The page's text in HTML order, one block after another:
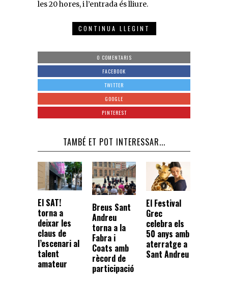
les 20 hores, i l’entrada és lliure.
CONTINUA LLEGINT
0 COMENTARIS
FACEBOOK
TWITTER
GOOGLE
PINTEREST
TAMBÉ ET POT INTERESSAR...
El SAT!
torna a
deixar les
claus de
l’escenari al
talent
amateur
Breus Sant
Andreu
torna a la
Fabra i
Coats amb
rècord de
participació
El Festival
Grec
celebra els
50 anys amb
aterratge a
Sant Andreu